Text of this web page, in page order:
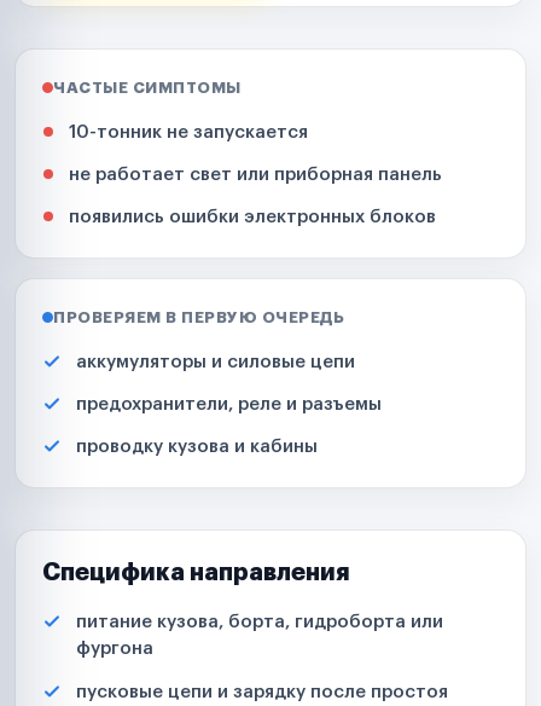
ЧАСТЫЕ СИМПТОМЫ
10-тонник не запускается
не работает свет или приборная панель
появились ошибки электронных блоков
ПРОВЕРЯЕМ В ПЕРВУЮ ОЧЕРЕДЬ
аккумуляторы и силовые цепи
предохранители, реле и разъемы
проводку кузова и кабины
Специфика направления
питание кузова, борта, гидроборта или
фургона
пусковые цепи и зарядку после простоя